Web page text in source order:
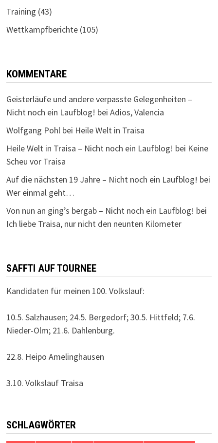
Training (43)
Wettkampfberichte(105)
KOMMENTARE
Geisterläufe und andere verpasste Gelegenheiten –
Nicht noch ein Laufblog! bei Adios, Valencia
Wolfgang Pohlbei Heile Welt in Traisa
Heile Welt in Traisa – Nicht noch ein Laufblog! bei Keine
Scheu vor Traisa
Auf die nächsten 19 Jahre – Nicht noch ein Laufblog! bei
Wer einmal geht…
Von nun an ging’s bergab – Nicht noch ein Laufblog! bei
Ich liebe Traisa, nur nicht den neunten Kilometer
SAFFTI AUF TOURNEE
Kandidaten für meinen 100. Volkslauf:
10.5. Salzhausen; 24.5. Bergedorf; 30.5. Hittfeld; 7.6.
Nieder-Olm; 21.6. Dahlenburg.
22.8. Heipo Amelinghausen
3.10. Volkslauf Traisa
SCHLAGWÖRTER